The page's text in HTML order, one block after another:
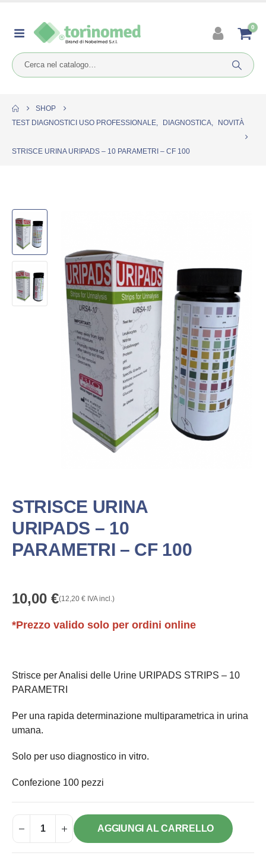
0
SHOP
TEST DIAGNOSTICI USO PROFESSIONALE, DIAGNOSTICA, NOVITÀ
STRISCE URINA URIPADS – 10 PARAMETRI – CF 100
STRISCE URINA
URIPADS – 10
PARAMETRI – CF 100
10,00 €(12,20 € IVA incl.)
*Prezzo valido solo per ordini online
Strisce per Analisi delle Urine URIPADS STRIPS – 10
PARAMETRI
Per una rapida determinazione multiparametrica in urina
umana.
Solo per uso diagnostico in vitro.
Confezione 100 pezzi
AGGIUNGI AL CARRELLO